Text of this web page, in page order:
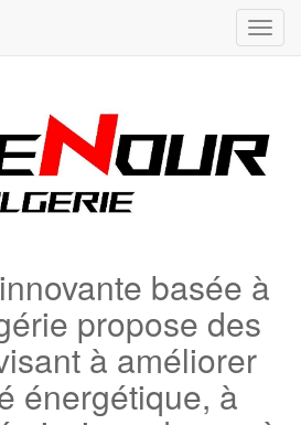
basée à
propose des
à améliorer
énergétique, à